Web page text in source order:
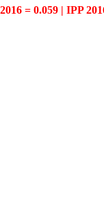
= 0.059 | IPP